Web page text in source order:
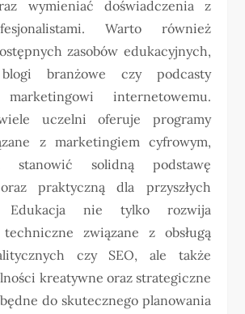
wymieniać doświadczenia z
Warto również
zasobów edukacyjnych,
branżowe czy podcasty
marketingowi internetowemu.
uczelni oferuje programy
z marketingiem cyfrowym,
stanowić solidną podstawę
praktyczną dla przyszłych
Edukacja nie tylko rozwija
związane z obsługą
czy SEO, ale także
kreatywne oraz strategiczne
do skutecznego planowania